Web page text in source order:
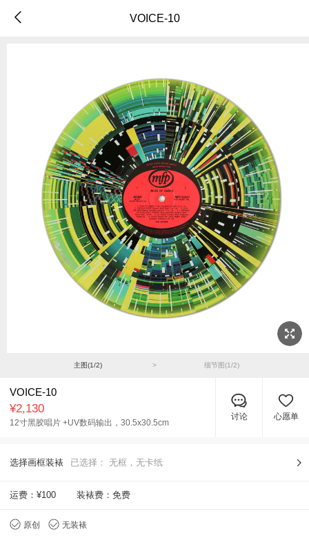
VOICE-10
主图(1/2) > 细节图(1/2)
VOICE-10
¥2,130
12寸黑胶唱片 +UV数码输出， 30.5x30.5cm
讨论 心愿单
选择画框装裱 已选择： 无框，无卡纸
运费： ¥100 装裱费：免费
原创 无装裱